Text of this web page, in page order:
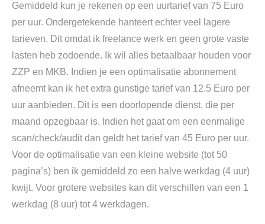
Gemiddeld kun je rekenen op een uurtarief van 75 Euro
per uur. Ondergetekende hanteert echter veel lagere
tarieven. Dit omdat ik freelance werk en geen grote vaste
lasten heb zodoende. Ik wil alles betaalbaar houden voor
ZZP en MKB. Indien je een optimalisatie abonnement
afneemt kan ik het extra gunstige tarief van 12.5 Euro per
uur aanbieden. Dit is een doorlopende dienst, die per
maand opzegbaar is. Indien het gaat om een eenmalige
scan/check/audit dan geldt het tarief van 45 Euro per uur.
Voor de optimalisatie van een kleine website (tot 50
pagina’s) ben ik gemiddeld zo een halve werkdag (4 uur)
kwijt. Voor grotere websites kan dit verschillen van een 1
werkdag (8 uur) tot 4 werkdagen.